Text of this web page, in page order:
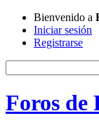
Bienvenido a
Iniciar sesión
Registrarse
Foros de